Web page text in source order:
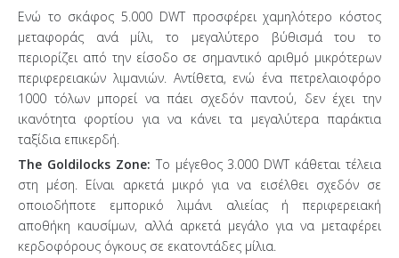
Ενώ το σκάφος 5.000 DWT προσφέρει χαμηλότερο κόστος
μεταφοράς ανά μίλι, το μεγαλύτερο βύθισμά του το
περιορίζει από την είσοδο σε σημαντικό αριθμό μικρότερων
περιφερειακών λιμανιών. Αντίθετα, ενώ ένα πετρελαιοφόρο
1000 τόλων μπορεί να πάει σχεδόν παντού, δεν έχει την
ικανότητα φορτίου για να κάνει τα μεγαλύτερα παράκτια
ταξίδια επικερδή.
The Goldilocks Zone: Το μέγεθος 3.000 DWT κάθεται τέλεια
στη μέση. Είναι αρκετά μικρό για να εισέλθει σχεδόν σε
οποιοδήποτε εμπορικό λιμάνι αλιείας ή περιφερειακή
αποθήκη καυσίμων, αλλά αρκετά μεγάλο για να μεταφέρει
κερδοφόρους όγκους σε εκατοντάδες μίλια.